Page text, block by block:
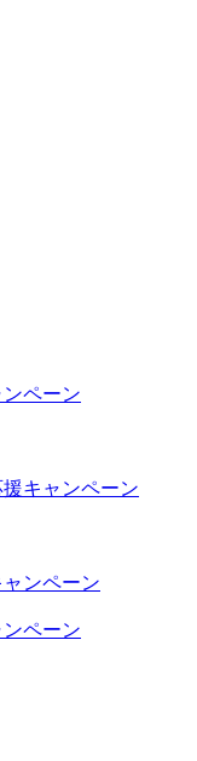
ペーン
キャンペーン
ンペーン
ペーン